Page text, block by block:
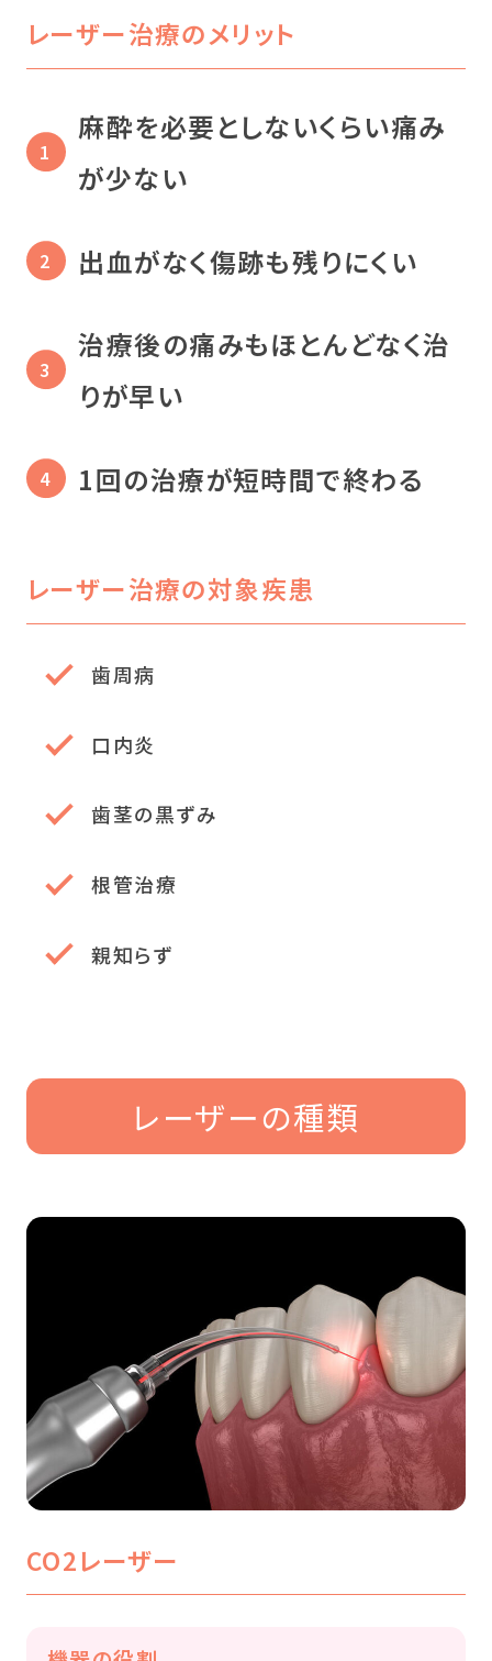
レーザー治療のメリット
麻酔を必要としないくらい痛み
が少ない
出血がなく傷跡も残りにくい
治療後の痛みもほとんどなく治
りが早い
1回の治療が短時間で終わる
レーザー治療の対象疾患
歯周病
口内炎
歯茎の黒ずみ
根管治療
親知らず
レーザーの種類
CO2レーザー